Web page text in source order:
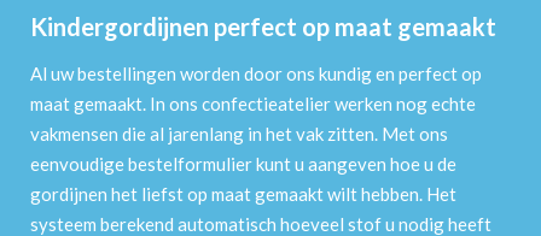
Kindergordijnen perfect op maat gemaakt
Al uw bestellingen worden door ons kundig en perfect op
maat gemaakt. In ons confectieatelier werken nog echte
vakmensen die al jarenlang in het vak zitten. Met ons
eenvoudige bestelformulier kunt u aangeven hoe u de
gordijnen het liefst op maat gemaakt wilt hebben. Het
systeem berekend automatisch hoeveel stof u nodig heeft